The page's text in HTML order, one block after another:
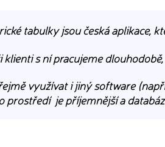
tabulky jsou česká aplikace,
klienti s ní pracujeme
využívat i jiný software
prostředí je příjemnější a